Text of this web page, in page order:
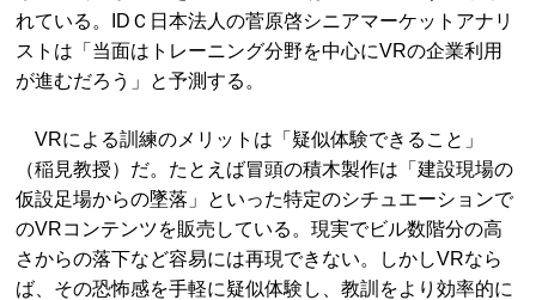
れている。IDＣ日本法人の菅原啓シニアマーケットアナリ
ストは「当面はトレーニング分野を中心にVRの企業利用
が進むだろう」と予測する。
VRによる訓練のメリットは「疑似体験できること」
（稲見教授）だ。たとえば冒頭の積木製作は「建設現場の
仮設足場からの墜落」といった特定のシチュエーションで
のVRコンテンツを販売している。現実でビル数階分の高
さからの落下など容易には再現できない。しかしVRなら
ば、その恐怖感を手軽に疑似体験し、教訓をより効率的に